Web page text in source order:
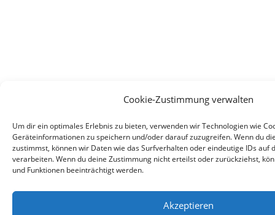
Cookie-Zustimmung verwalten
Um dir ein optimales Erlebnis zu bieten, verwenden wir Technologien wie
Geräteinformationen zu speichern und/oder darauf zuzugreifen. Wenn du
zustimmst, können wir Daten wie das Surfverhalten oder eindeutige IDs auf
verarbeiten. Wenn du deine Zustimmung nicht erteilst oder zurückziehst,
und Funktionen beeinträchtigt werden.
Akzeptieren